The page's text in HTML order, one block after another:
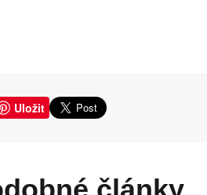
Uložit